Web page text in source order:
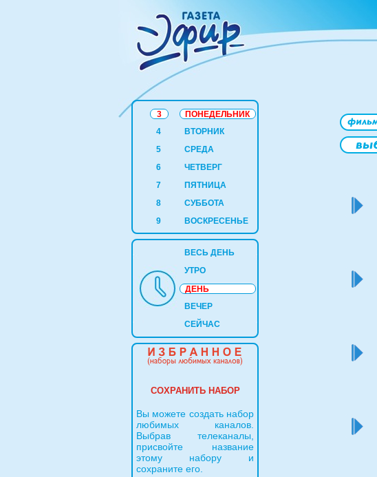
3
ПОНЕДЕЛЬНИК
4
ВТОРНИК
5
СРЕДА
6
ЧЕТВЕРГ
7
ПЯТНИЦА
8
СУББОТА
9
ВОСКРЕСЕНЬЕ
ВЕСЬ ДЕНЬ
УТРО
ДЕНЬ
ВЕЧЕР
СЕЙЧАС
СОХРАНИТЬ НАБОР
Вы можете создать набор
любимых каналов.
Выбрав телеканалы,
присвойте название
этому набору и
сохраните его.